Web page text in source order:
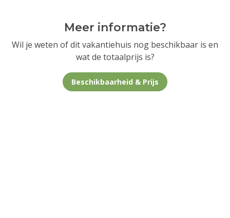
Meer informatie?
Wil je weten of dit vakantiehuis nog beschikbaar is en
wat de totaalprijs is?
Beschikbaarheid & Prijs